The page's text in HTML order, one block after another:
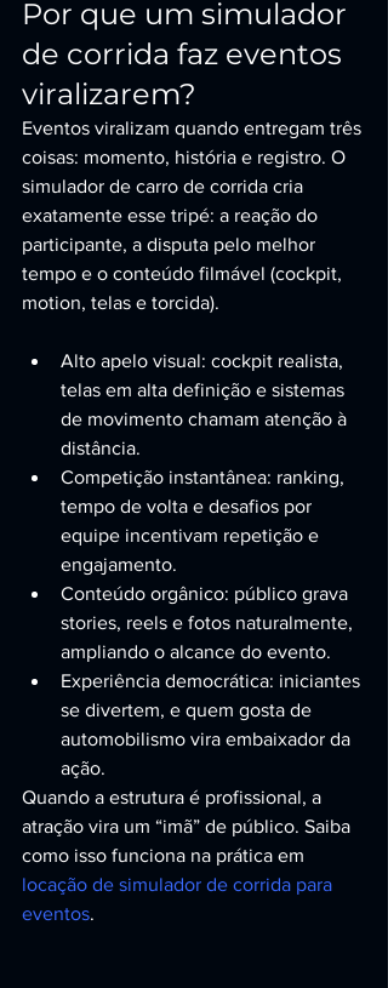
Por que um simulador
de corrida faz eventos
viralizarem?
Eventos viralizam quando entregam três
coisas: momento, história e registro. O
simulador de carro de corrida cria
exatamente esse tripé: a reação do
participante, a disputa pelo melhor
tempo e o conteúdo filmável (cockpit,
motion, telas e torcida).
Alto apelo visual: cockpit realista,
telas em alta definição e sistemas
de movimento chamam atenção à
distância.
Competição instantânea: ranking,
tempo de volta e desafios por
equipe incentivam repetição e
engajamento.
Conteúdo orgânico: público grava
stories, reels e fotos naturalmente,
ampliando o alcance do evento.
Experiência democrática: iniciantes
se divertem, e quem gosta de
automobilismo vira embaixador da
ação.
Quando a estrutura é profissional, a
atração vira um “imã” de público. Saiba
como isso funciona na prática em
locação de simulador de corrida para
eventos.